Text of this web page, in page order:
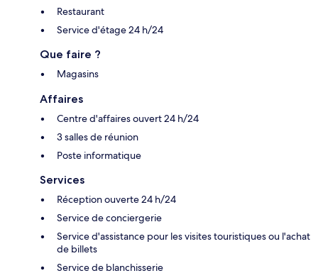
Restaurant
Service d'étage 24 h/24
Que faire ?
Magasins
Affaires
Centre d'affaires ouvert 24 h/24
3 salles de réunion
Poste informatique
Services
Réception ouverte 24 h/24
Service de conciergerie
Service d'assistance pour les visites touristiques ou l'achat
de billets
Service de blanchisserie